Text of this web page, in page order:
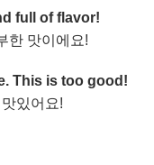
full of flavor!
한 맛이에요!
This is too good!
있어요!